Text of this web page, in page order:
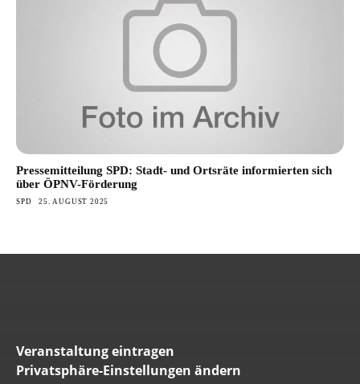
Pressemitteilung SPD: Stadt- und Ortsräte informierten sich
über ÖPNV-Förderung
SPD 25. AUGUST 2025
Veranstaltung eintragen
Privatsphäre-Einstellungen ändern